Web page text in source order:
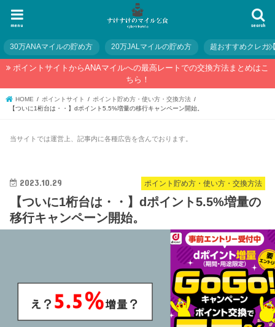
search
menu
30万ANAマイルの貯め方 20万JALマイルの貯め方 超おすすめクレカ
ポイントサイトからANAマイルへの最高レートでの交換方法まとめはこ
ちら！
HOME ポイントサイト
ポイント貯め方・使い方・交換方法
【ついに1桁台は・・】dポイント5.5%増量の移行キャンペーン開始。
当サイトでは運営上、記事内に各種広告を含んでおります。
ポイント貯め方・使い方・交換方法
2023.10.29
【ついに1桁台は・・】dポイント5.5%増量の
移行キャンペーン開始。